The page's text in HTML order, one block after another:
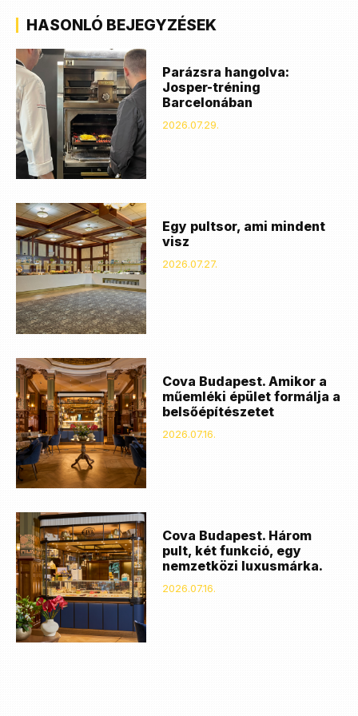
HASONLÓ BEJEGYZÉSEK
Parázsra hangolva:
Josper-tréning
Barcelonában
2026.07.29.
Egy pultsor, ami mindent
visz
2026.07.27.
Cova Budapest. Amikor a
műemléki épület formálja a
belsőépítészetet
2026.07.16.
Cova Budapest. Három
pult, két funkció, egy
nemzetközi luxusmárka.
2026.07.16.